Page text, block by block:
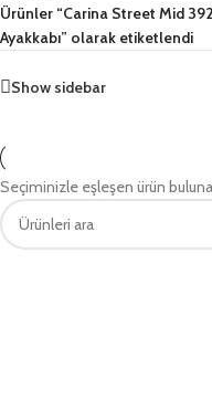
Ürünler “Carina Street Mid
Ayakkabı” olarak etiketlendi
Show sidebar
Seçiminizle eşleşen ürün